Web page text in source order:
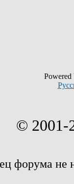
© 2001-
форума не